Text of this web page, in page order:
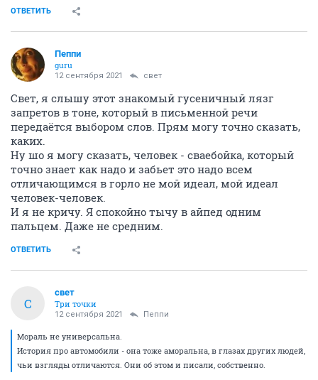
ОТВЕТИТЬ
Пeппи
guru
12 сентября 2021 свет
Свет, я слышу этот знакомый гусеничный лязг
запретов в тоне, который в письменной речи
передаётся выбором слов. Прям могу точно сказать,
каких.
Ну шо я могу сказать, человек - сваебойка, который
точно знает как надо и забьет это надо всем
отличающимся в горло не мой идеал, мой идеал
человек-человек.
И я не кричу. Я спокойно тычу в айпед одним
пальцем. Даже не средним.
ОТВЕТИТЬ
С
свет
Три точки
12 сентября 2021 Пeппи
Мораль не универсальна.
История про автомобили - она тоже аморальна, в глазах других людей,
чьи взгляды отличаются. Они об этом и писали, собственно.